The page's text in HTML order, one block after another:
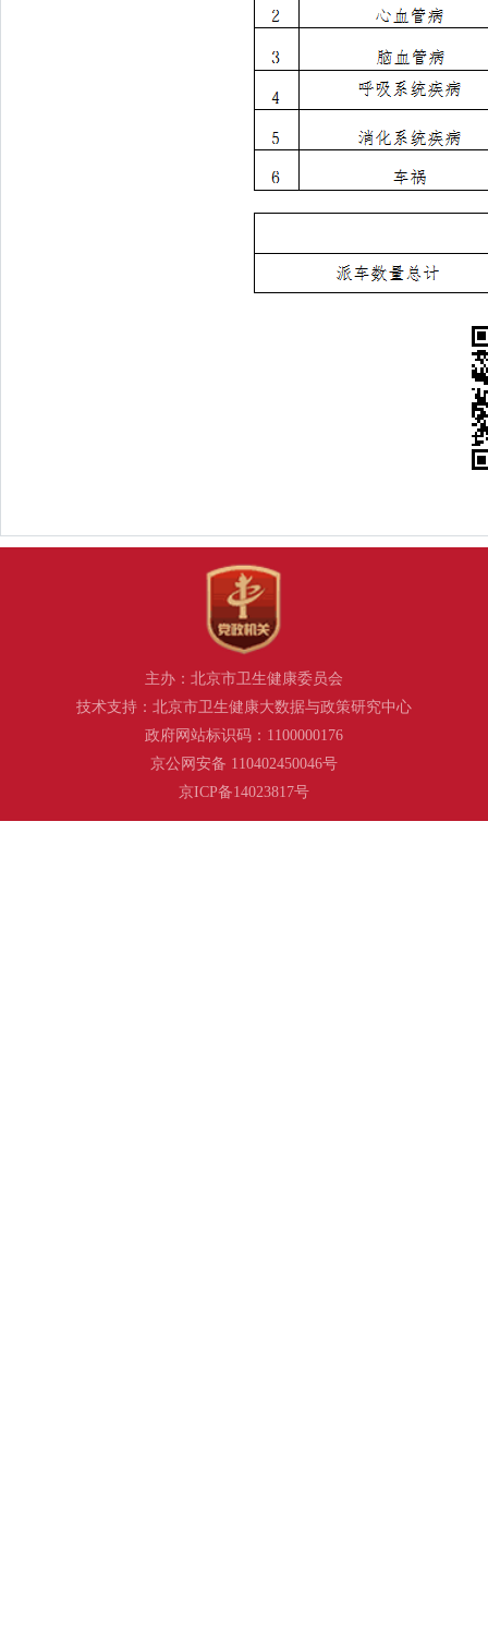
主办：北京市卫生健康委员会
技术支持：北京市卫生健康大数据与政策研究中心
政府网站标识码：1100000176
京公网安备 110402450046号
京ICP备14023817号